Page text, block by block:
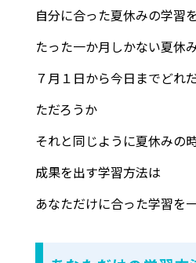
自分に合った夏休みの学習
たった一か月しかない夏休
７月１日から今日までどれ
ただろうか
それと同じように夏休みの
成果を出す学習方法は
あなただけに合った学習を